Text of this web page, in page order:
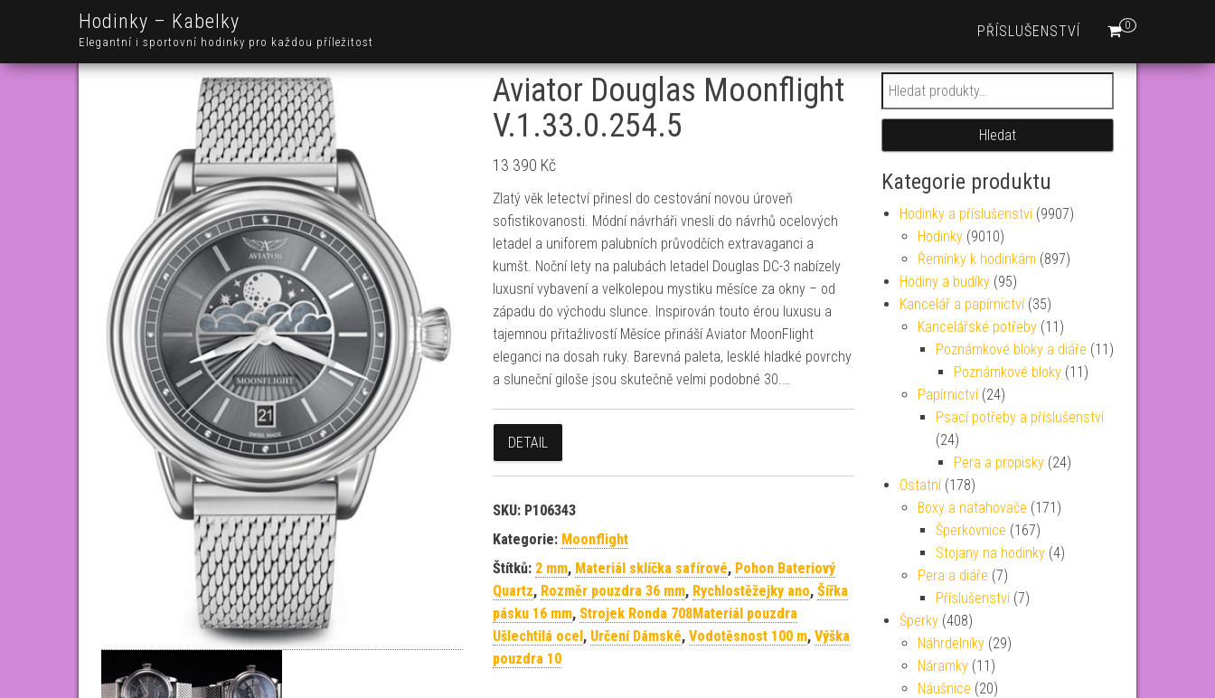
Hodinky – Kabelky
Elegantní i sportovní hodinky pro každou příležitost
0
PŘÍSLUŠENSTVÍ
Aviator Douglas Moonflight
V.1.33.0.254.5
13 390 Kč
Zlatý věk letectví přinesl do cestování novou úroveň
sofistikovanosti. Módní návrháři vnesli do návrhů ocelových
letadel a uniforem palubních průvodčích extravaganci a
kumšt. Noční lety na palubách letadel Douglas DC-3 nabízely
luxusní vybavení a velkolepou mystiku měsíce za okny – od
západu do východu slunce. Inspirován touto érou luxusu a
tajemnou přitažlivostí Měsíce přináší Aviator MoonFlight
eleganci na dosah ruky. Barevná paleta, lesklé hladké povrchy
a sluneční giloše jsou skutečně velmi podobné 30.…
DETAIL
SKU: P106343
Kategorie: Moonflight
Štítků: 2 mm, Materiál sklíčka safírové, Pohon Bateriový
Quartz, Rozměr pouzdra 36 mm, Rychlostěžejky ano, Šířka
pásku 16 mm, Strojek Ronda 708Materiál pouzdra
Ušlechtilá ocel, Určení Dámské, Vodotěsnost 100 m, Výška
pouzdra 10
Hledat:
Hledat
Kategorie produktu
Hodinky a příslušenství (9907)
Hodinky (9010)
Řemínky k hodinkám (897)
Hodiny a budíky (95)
Kancelář a papírnictví (35)
Kancelářské potřeby (11)
Poznámkové bloky a diáře (11)
Poznámkové bloky (11)
Papírnictví (24)
Psací potřeby a příslušenství
(24)
Pera a propisky (24)
Ostatní (178)
Boxy a natahovače (171)
Šperkovnice (167)
Stojany na hodinky (4)
Pera a diáře (7)
Příslušenství (7)
Šperky (408)
Náhrdelníky (29)
Náramky (11)
Náušnice (20)